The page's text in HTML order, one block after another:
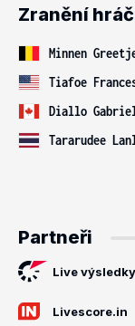
Zranění
Minnen
Tiafoe
Diallo
Tararudee
Partneři
Live výsledky
Livescore.in